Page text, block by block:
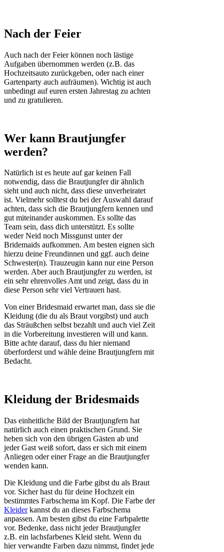
Nach der Feier
Auch nach der Feier können noch lästige
Aufgaben übernommen werden (z.B. das
Hochzeitsauto zurückgeben, oder nach einer
Gartenparty auch aufräumen). Wichtig ist auch
unbedingt auf euren ersten Jahrestag zu achten
und zu gratulieren.
Wer kann Brautjungfer
werden?
Natürlich ist es heute auf gar keinen Fall
notwendig, dass die Brautjungfer dir ähnlich
sieht und auch nicht, dass diese unverheiratet
ist. Vielmehr solltest du bei der Auswahl darauf
achten, dass sich die Brautjungfern kennen und
gut miteinander auskommen. Es sollte das
Team sein, dass dich unterstützt. Es sollte
weder Neid noch Missgunst unter der
Bridemaids aufkommen. Am besten eignen sich
hierzu deine Freundinnen und ggf. auch deine
Schwester(n). Trauzeugin kann nur eine Person
werden. Aber auch Brautjungfer zu werden, ist
ein sehr ehrenvolles Amt und zeigt, dass du in
diese Person sehr viel Vertrauen hast.
Von einer Bridesmaid erwartet man, dass sie die
Kleidung (die du als Braut vorgibst) und auch
das Sträußchen selbst bezahlt und auch viel Zeit
in die Vorbereitung investieren will und kann.
Bitte achte darauf, dass du hier niemand
überforderst und wähle deine Brautjungfern mit
Bedacht.
Kleidung der Bridesmaids
Das einheitliche Bild der Brautjungfern hat
natürlich auch einen praktischen Grund. Sie
heben sich von den übrigen Gästen ab und
jeder Gast weiß sofort, dass er sich mit einem
Anliegen oder einer Frage an die Brautjungfer
wenden kann.
Die Kleidung und die Farbe gibst du als Braut
vor. Sicher hast du für deine Hochzeit ein
bestimmtes Farbschema im Kopf. Die Farbe der
Kleiderkannst du an dieses Farbschema
anpassen. Am besten gibst du eine Farbpalette
vor. Bedenke, dass nicht jeder Brautjungfer
z.B. ein lachsfarbenes Kleid steht. Wenn du
hier verwandte Farben dazu nimmst, findet jede